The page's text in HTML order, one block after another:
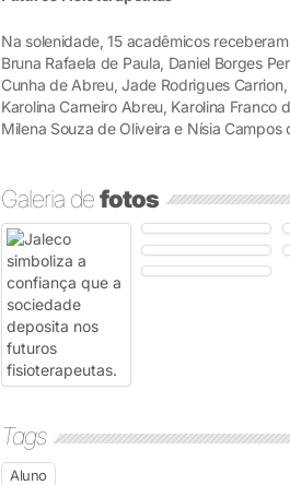
Na solenidade, 15 acadêmicos
Bruna Rafaela de Paula, Daniel Borges
Cunha de Abreu, Jade Rodrigues
Karolina Carneiro Abreu, Karolina Franco
Milena Souza de Oliveira e Nísia Campos
Galeria defotos
Tags
Aluno